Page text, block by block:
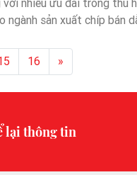
nhiều ưu đãi trong thu
ngành sản xuất chíp bán
16 »
lại thông tin